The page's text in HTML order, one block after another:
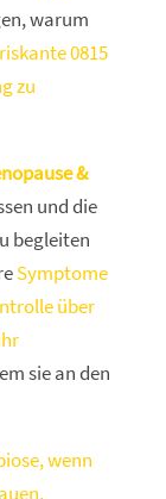
warum
riskante 0815
zu
&
und die
begleiten
Symptome
über
sie an den
wenn